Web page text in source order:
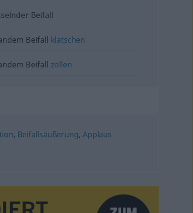
Beifall
Beifall klatschen
Beifall zollen
, Beifallsäußerung, Applaus